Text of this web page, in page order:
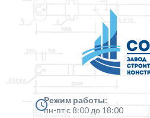
Режим работы:
пн-пт с 8:00 до 18:00